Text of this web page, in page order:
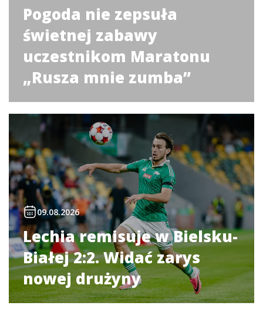
Pogoda nie zepsuła
świetnej zabawy
uczestnikom Maratonu
„Rusza mnie zumba”
09.08.2026
Lechia remisuje w Bielsku-
Białej 2:2. Widać zarys
nowej drużyny